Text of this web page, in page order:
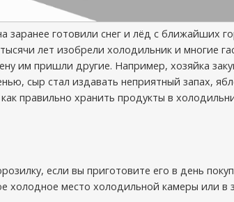
заранее готовили снег и лёд с ближайших
лет изобрели холодильник и многие
им пришли другие. Например, хозяйка
сыр стал издавать неприятный запах,
правильно хранить продукты в
если вы приготовите его в день
холодное место холодильной камеры или в